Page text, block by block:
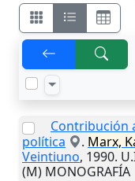
Contribución
política
. Marx,
Veintiuno, 1990.
(M) MONOGRAFÍA